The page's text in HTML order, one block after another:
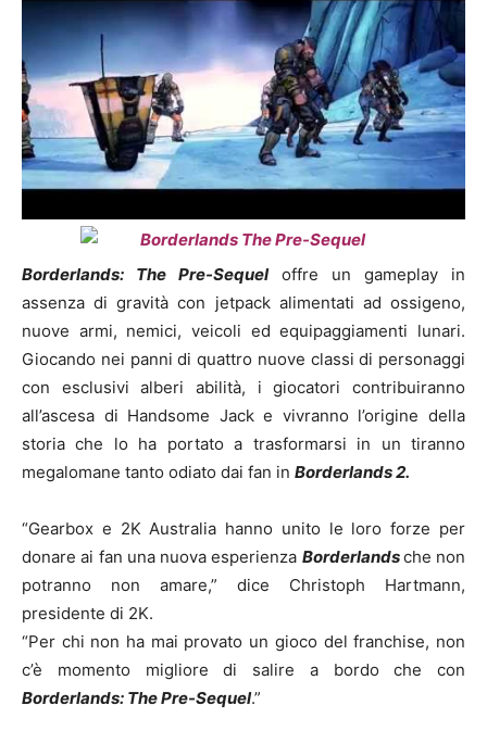
Borderlands: The Pre-Sequel offre un gameplay in
assenza di gravità con jetpack alimentati ad ossigeno,
nuove armi, nemici, veicoli ed equipaggiamenti lunari.
Giocando nei panni di quattro nuove classi di personaggi
con esclusivi alberi abilità, i giocatori contribuiranno
all’ascesa di Handsome Jack e vivranno l’origine della
storia che lo ha portato a trasformarsi in un tiranno
megalomane tanto odiato dai fan in Borderlands 2.
“Gearbox e 2K Australia hanno unito le loro forze per
donare ai fan una nuova esperienza Borderlandsche non
potranno non amare,” dice Christoph Hartmann,
presidente di 2K.
“Per chi non ha mai provato un gioco del franchise, non
c’è momento migliore di salire a bordo che con
Borderlands: The Pre-Sequel.”